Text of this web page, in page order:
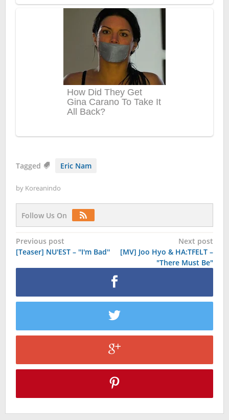
Tagged Eric Nam
by Koreanindo
Follow Us On
Post
navigation
Previous post
[Teaser] NU'EST – ''I'm Bad''
Next post
[MV] Joo Hyo & HA:TFELT –
"There Must Be"